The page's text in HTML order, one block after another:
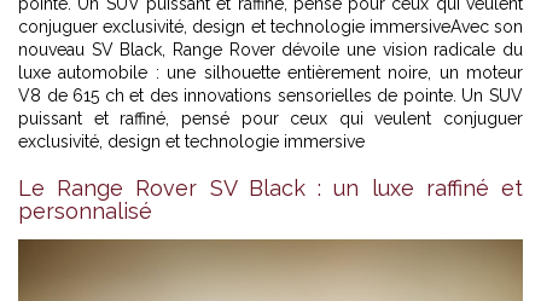
conjuguer exclusivité, design et technologie immersiveAvec son
nouveau SV Black, Range Rover dévoile une vision radicale du
luxe automobile : une silhouette entièrement noire, un moteur
V8 de 615 ch et des innovations sensorielles de pointe. Un SUV
puissant et raffiné, pensé pour ceux qui veulent conjuguer
exclusivité, design et technologie immersive
Le Range Rover SV Black : un luxe raffiné et
personnalisé